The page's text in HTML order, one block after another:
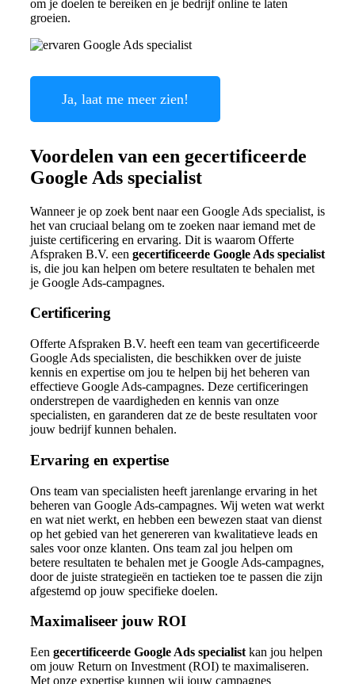
om je doelen te bereiken en je bedrijf online te laten
groeien.
Ja, laat me meer zien!
Voordelen van een gecertificeerde
Google Ads specialist
Wanneer je op zoek bent naar een Google Ads specialist, is
het van cruciaal belang om te zoeken naar iemand met de
juiste certificering en ervaring. Dit is waarom Offerte
Afspraken B.V. een gecertificeerde Google Ads specialist
is, die jou kan helpen om betere resultaten te behalen met
je Google Ads-campagnes.
Certificering
Offerte Afspraken B.V. heeft een team van gecertificeerde
Google Ads specialisten, die beschikken over de juiste
kennis en expertise om jou te helpen bij het beheren van
effectieve Google Ads-campagnes. Deze certificeringen
onderstrepen de vaardigheden en kennis van onze
specialisten, en garanderen dat ze de beste resultaten voor
jouw bedrijf kunnen behalen.
Ervaring en expertise
Ons team van specialisten heeft jarenlange ervaring in het
beheren van Google Ads-campagnes. Wij weten wat werkt
en wat niet werkt, en hebben een bewezen staat van dienst
op het gebied van het genereren van kwalitatieve leads en
sales voor onze klanten. Ons team zal jou helpen om
betere resultaten te behalen met je Google Ads-campagnes,
door de juiste strategieën en tactieken toe te passen die zijn
afgestemd op jouw specifieke doelen.
Maximaliseer jouw ROI
Een gecertificeerde Google Ads specialist kan jou helpen
om jouw Return on Investment (ROI) te maximaliseren.
Met onze expertise kunnen wij jouw campagnes